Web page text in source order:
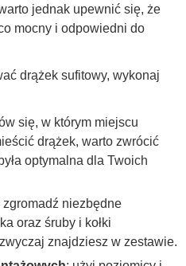
jednak upewnić się, że
mocny i odpowiedni do
drążek sufitowy, wykonaj
się, w którym miejscu
drążek, warto zwrócić
optymalna dla Twoich
zgromadź niezbędne
oraz śruby i kołki
znajdziesz w zestawie.